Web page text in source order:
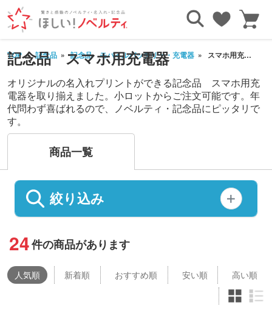
TOP 記念品 記念品 モバイルバッテリー・充電器 スマホ用充電器
記念品 スマホ用充電器
オリジナルの名入れプリントができる記念品 スマホ用充
電器を取り揃えました。小ロットからご注文可能です。年
代問わず喜ばれるので、ノベルティ・記念品にピッタリで
す。
商品一覧
絞り込み
24件の商品があります
人気順 新着順 おすすめ順 安い順 高い順